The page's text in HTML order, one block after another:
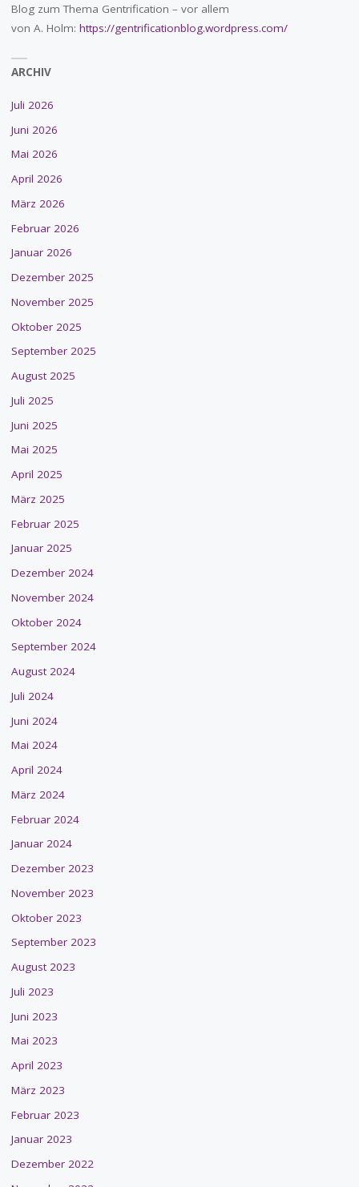
Blog zum Thema Gentrification – vor allem
von A. Holm: https://gentrificationblog.wordpress.com/
ARCHIV
Juli 2026
Juni 2026
Mai 2026
April 2026
März 2026
Februar 2026
Januar 2026
Dezember 2025
November 2025
Oktober 2025
September 2025
August 2025
Juli 2025
Juni 2025
Mai 2025
April 2025
März 2025
Februar 2025
Januar 2025
Dezember 2024
November 2024
Oktober 2024
September 2024
August 2024
Juli 2024
Juni 2024
Mai 2024
April 2024
März 2024
Februar 2024
Januar 2024
Dezember 2023
November 2023
Oktober 2023
September 2023
August 2023
Juli 2023
Juni 2023
Mai 2023
April 2023
März 2023
Februar 2023
Januar 2023
Dezember 2022